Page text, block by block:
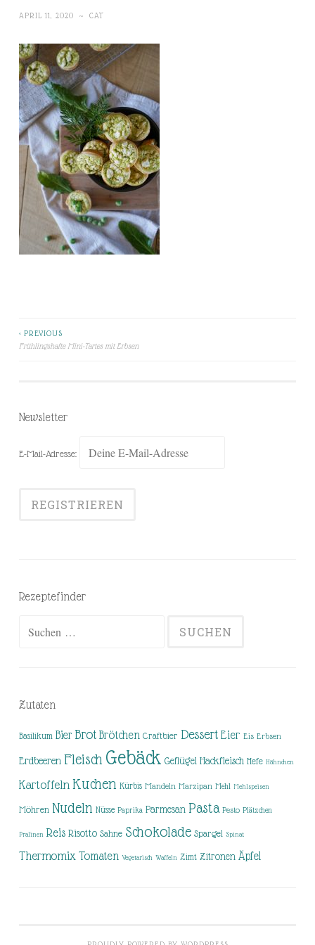
APRIL 11, 2020 ~ CAT
Beitragsnavigation
< PREVIOUS
Frühlingshafte Mini-Tartes mit Erbsen
Newsletter
E-Mail-Adresse:
Rezeptefinder
Zutaten
Basilikum Bier Brot Brötchen Craftbier Dessert Eier Eis Erbsen
Erdbeeren Fleisch Gebäck Geflügel Hackfleisch Hefe Hähnchen
Kartoffeln Kuchen Kürbis Mandeln Marzipan Mehl Mehlspeisen
Möhren Nudeln Nüsse Paprika Parmesan Pasta Pesto Plätzchen
Pralinen Reis Risotto Sahne Schokolade Spargel Spinat
Thermomix Tomaten Vegetarisch Waffeln Zimt Zitronen Äpfel